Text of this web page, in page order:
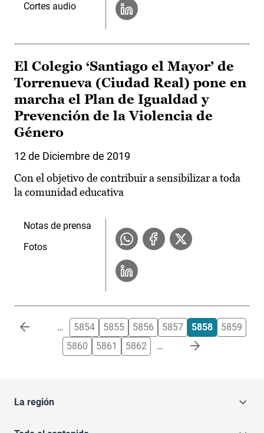
Cortes audio
El Colegio ‘Santiago el Mayor’ de
Torrenueva (Ciudad Real) pone en
marcha el Plan de Igualdad y
Prevención de la Violencia de
Género
12 de Diciembre de 2019
Con el objetivo de contribuir a sensibilizar a toda
la comunidad educativa
Notas de prensa
Fotos
Paginación … 5854 5855 5856 5857 5858
5859
5860
5861 5862 …
La región